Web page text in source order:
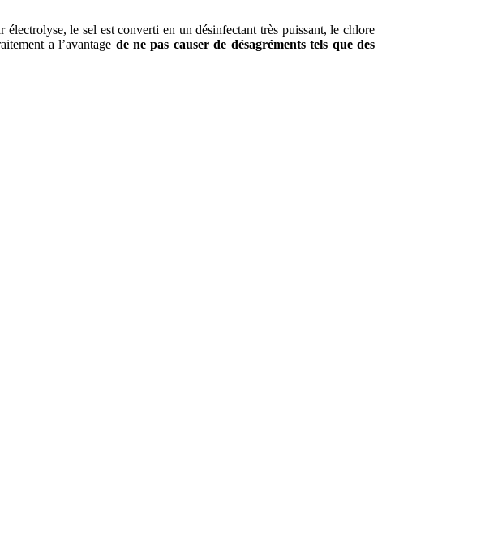
le sel est converti en un désinfectant très puissant, le chlore
a l’avantage de ne pas causer de désagréments tels que des